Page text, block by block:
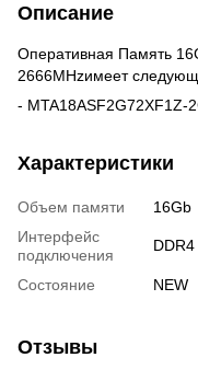
Описание
Оперативная Память
2666MHzимеет
- MTA18ASF2G72XF1Z-
Характеристики
Объем памяти
16Gb
Интерфейс
подключения
DDR4
Состояние NEW
Отзывы